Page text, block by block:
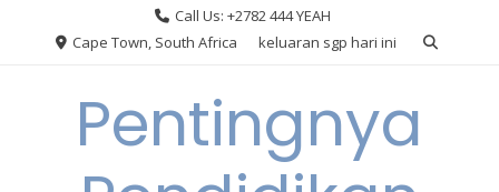
Call Us: +2782 444 YEAH
Cape Town, South Africa
keluaran sgp hari ini
Pentingnya